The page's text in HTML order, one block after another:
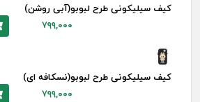
کیف سیلیکونی طرح لبوبو(آبی روشن)
۷۹۹,۰۰۰
کیف سیلیکونی طرح لبوبو(نسکافه ای)
۷۹۹,۰۰۰